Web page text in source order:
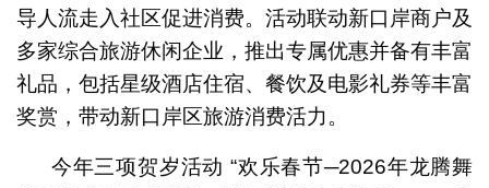
导人流走入社区促进消费。活动联动新口岸商户及
多家综合旅游休闲企业，推出专属优惠并备有丰富
礼品，包括星级酒店住宿、餐饮及电影礼券等丰富
奖赏，带动新口岸区旅游消费活力。
今年三项贺岁活动 “欢乐春节─2026年龙腾舞